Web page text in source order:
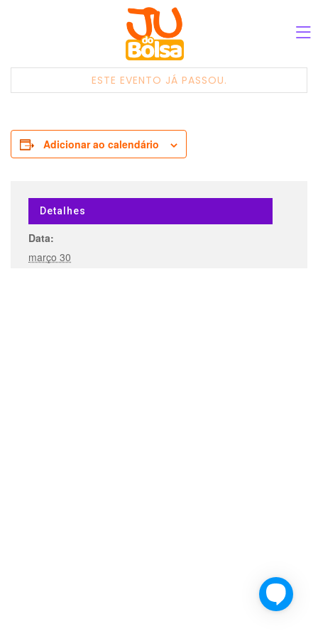
ESTE EVENTO JÁ PASSOU.
Adicionar ao calendário
Detalhes
Data:
março 30